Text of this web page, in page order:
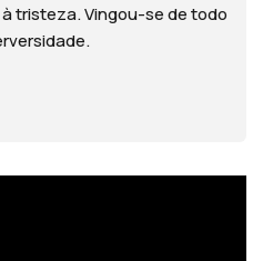
tristeza. Vingou-se de todo